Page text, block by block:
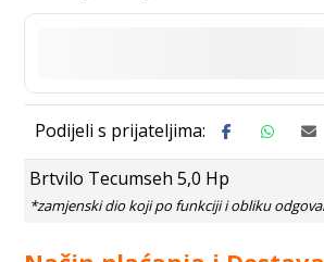
Brtvilo Tecumseh 5,0 Hp